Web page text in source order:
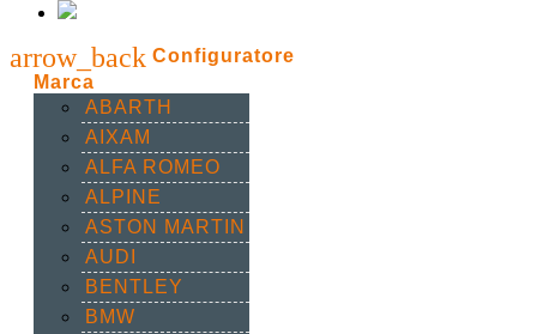
arrow_back Configuratore
Marca
ABARTH
AIXAM
ALFA ROMEO
ALPINE
ASTON MARTIN
AUDI
BENTLEY
BMW